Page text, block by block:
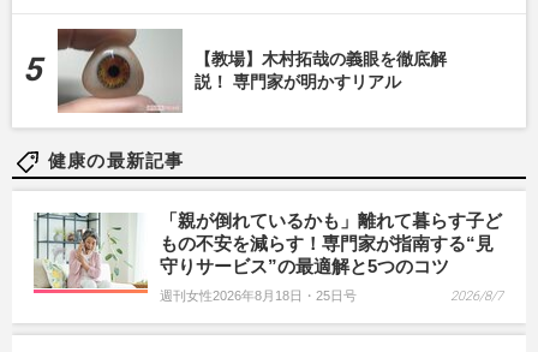
【教場】木村拓哉の義眼を徹底解
説！ 専門家が明かすリアル
健康の最新記事
「親が倒れているかも」離れて暮らす子ど
もの不安を減らす！専門家が指南する“見
守りサービス”の最適解と5つのコツ
週刊女性2026年8月18日・25日号 2026/8/7